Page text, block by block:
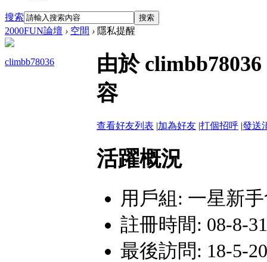
搜索 搜索
2000FUN論壇 › 空間 › 隱私提醒
climbb78036
由於
容
查看好友列表 |加為好友 |打個招呼 |發送
活躍概況
用戶組: 一星新
註冊時間: 08-8-
最後訪問: 18-5-